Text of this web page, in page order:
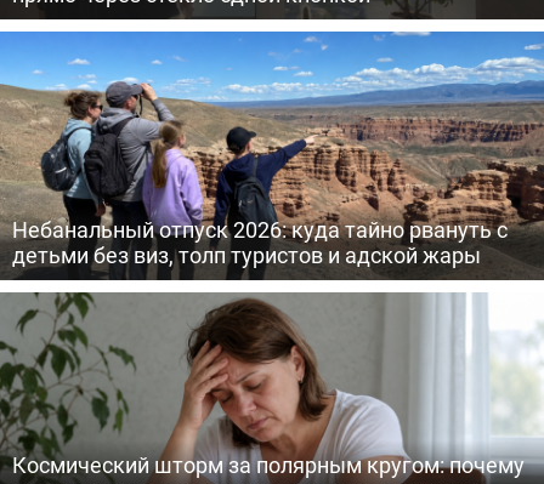
Небанальный отпуск 2026: куда тайно рвануть с
детьми без виз, толп туристов и адской жары
Космический шторм за полярным кругом: почему